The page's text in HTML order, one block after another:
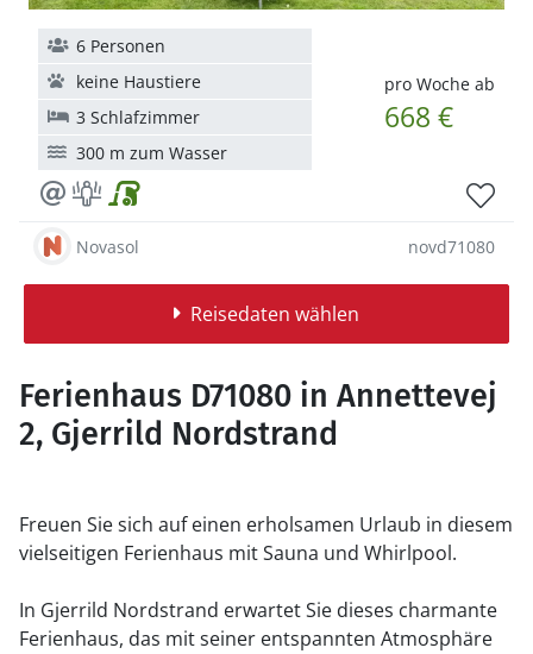
pro Woche ab
668 €
6 Personen
keine Haustiere
3 Schlafzimmer
300 m zum Wasser
Novasol novd71080
Reisedaten wählen
Ferienhaus D71080 in Annettevej
2, Gjerrild Nordstrand
Freuen Sie sich auf einen erholsamen Urlaub in diesem
vielseitigen Ferienhaus mit Sauna und Whirlpool.
In Gjerrild Nordstrand erwartet Sie dieses charmante
Ferienhaus, das mit seiner entspannten Atmosphäre